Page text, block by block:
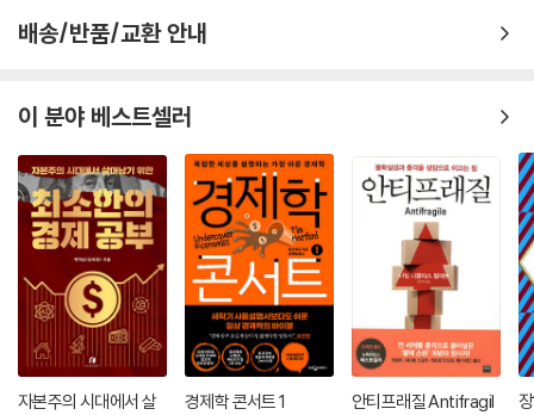
배송/반품/교환 안내
이 분야 베스트셀러
자본주의 시대에서 살
경제학 콘서트 1
안티프래질 Antifragil